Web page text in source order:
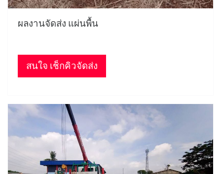
ผลงานจัดส่ง แผ่นพื้น
สนใจ เช็กคิวจัดส่ง